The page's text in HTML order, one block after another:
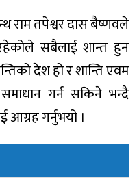
राम तपेश्वर दास बैष्णवले
सबैलाई शान्त हुन
देश हो र शान्ति एवम
गर्न सकिने भन्दै
आग्रह गर्नुभयो ।